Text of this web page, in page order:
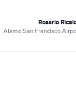
Rosario
Alamo San Francisco